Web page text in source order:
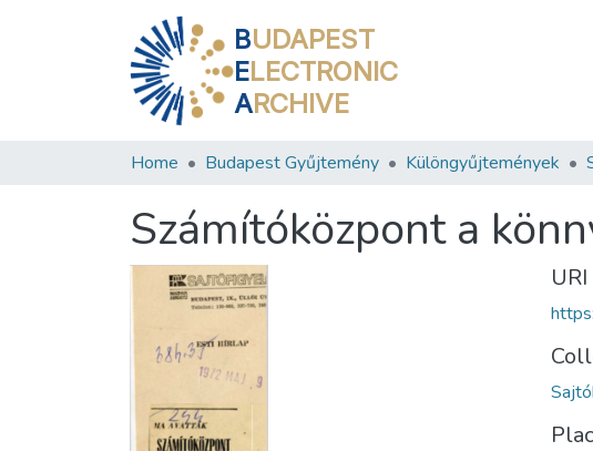
BUDAPEST
ELECTRONIC
ARCHIVE
Home Budapest Gyűjtemény Különgyűjtemények
Számítóközpont a
URI